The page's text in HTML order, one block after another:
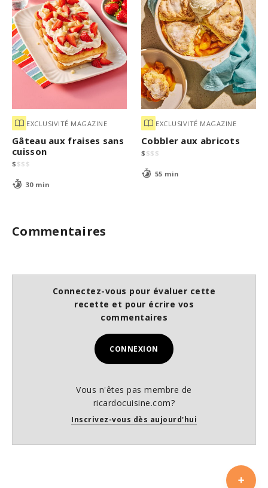
EXCLUSIVITÉ MAGAZINE
Gâteau aux fraises sans
cuisson
$ $$ $
30 min
EXCLUSIVITÉ MAGAZINE
Cobbler aux abricots
$ $$ $
55 min
Commentaires
Connectez-vous pour évaluer cette
recette et pour écrire vos
commentaires
CONNEXION
Vous n'êtes pas membre de
ricardocuisine.com?
Inscrivez-vous dès aujourd'hui